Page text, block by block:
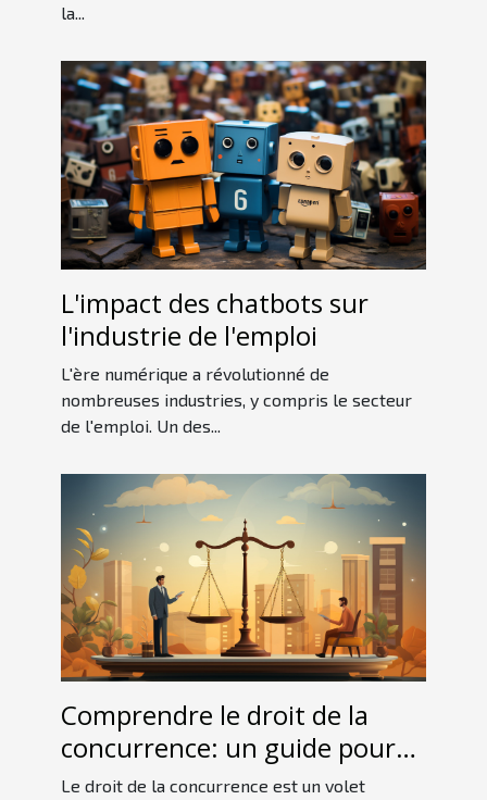
la...
L'impact des chatbots sur
l'industrie de l'emploi
L'ère numérique a révolutionné de
nombreuses industries, y compris le secteur
de l'emploi. Un des...
Comprendre le droit de la
concurrence: un guide pour
les débutants
Le droit de la concurrence est un volet